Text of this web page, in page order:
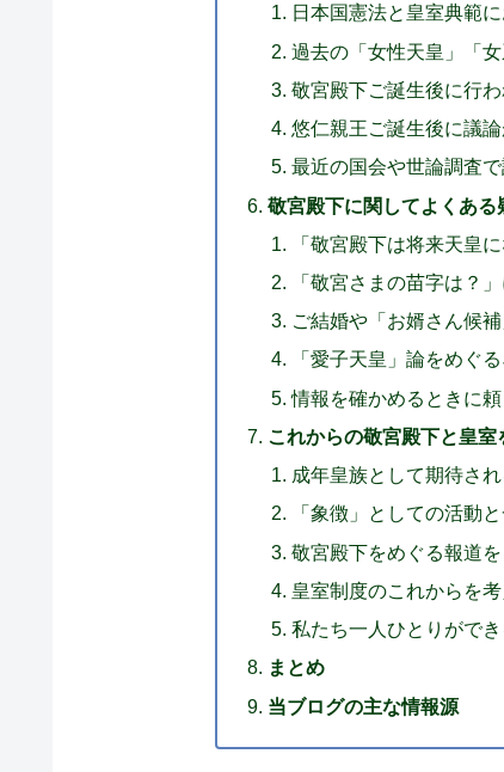
日本国憲法と皇室典範
過去の「女性天皇」「
敬宮殿下ご誕生後に行
悠仁親王ご誕生後に議
最近の国会や世論調査
敬宮殿下に関してよくある
「敬宮殿下は将来天皇
「敬宮さまの苗字は？
ご結婚や「お婿さん候
「愛子天皇」論をめぐ
情報を確かめるときに
これからの敬宮殿下と皇
成年皇族として期待さ
「象徴」としての活動
敬宮殿下をめぐる報道
皇室制度のこれからを
私たち一人ひとりがで
まとめ
当ブログの主な情報源